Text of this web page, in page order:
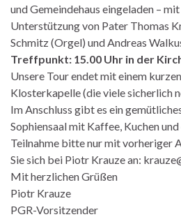
und Gemeindehaus eingeladen –
Unterstützung von Pater Thomas
Schmitz (Orgel) und Andreas
Treffpunkt: 15.00 Uhr in der
Unsere Tour endet mit einem
Klosterkapelle (die viele sicherlich
Im Anschluss gibt es ein
Sophiensaal mit Kaffee, Kuchen
Teilnahme bitte nur mit vorheriger
Sie sich bei Piotr Krauze an:
Mit herzlichen Grüßen
Piotr Krauze
PGR-Vorsitzender